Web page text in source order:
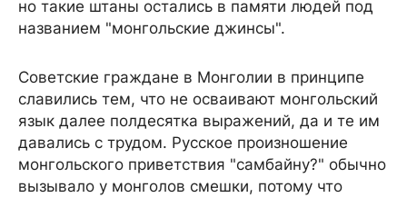
но такие штаны остались в памяти людей под
названием "монгольские джинсы".
Советские граждане в Монголии в принципе
славились тем, что не осваивают монгольский
язык далее полдесятка выражений, да и те им
давались с трудом. Русское произношение
монгольского приветствия "самбайну?" обычно
вызывало у монголов смешки, потому что